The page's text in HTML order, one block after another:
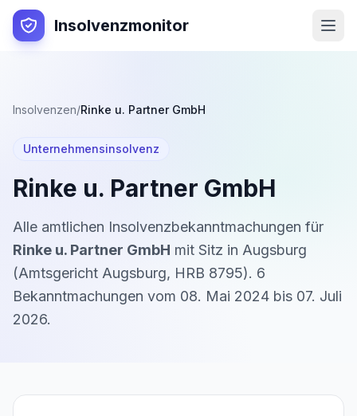
Insolvenzmonitor
Insolvenzen/Rinke u. Partner GmbH
Unternehmensinsolvenz
Rinke u. Partner GmbH
Alle amtlichen Insolvenzbekanntmachungen für
Rinke u. Partner GmbH mit Sitz in Augsburg
(Amtsgericht Augsburg, HRB 8795). 6
Bekanntmachungen vom 08. Mai 2024 bis 07. Juli
2026.